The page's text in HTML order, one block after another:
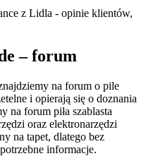
– forum
na forum o pile
i opierają się o doznania
na forum piła szablasta
oraz elektronarzędzi
na tapet, dlatego bez
informacje.